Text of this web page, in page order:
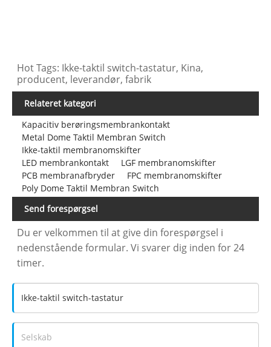
Hot Tags: Ikke-taktil switch-tastatur, Kina,
producent, leverandør, fabrik
Relateret kategori
Kapacitiv berøringsmembrankontakt
Metal Dome Taktil Membran Switch
Ikke-taktil membranomskifter
LED membrankontakt
LGF membranomskifter
PCB membranafbryder
FPC membranomskifter
Poly Dome Taktil Membran Switch
Send forespørgsel
Du er velkommen til at give din forespørgsel i
nedenstående formular. Vi svarer dig inden for 24
timer.